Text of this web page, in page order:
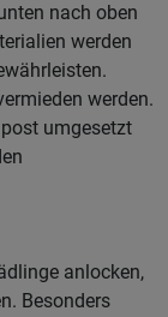
nach oben
werden
werden.
umgesetzt
anlocken,
Besonders